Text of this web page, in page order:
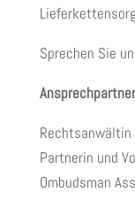
Sprechen Sie
Rechtsanwältin
Partnerin und
Ombudsman